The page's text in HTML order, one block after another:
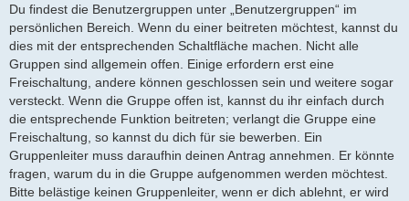
Du findest die Benutzergruppen unter „Benutzergruppen“ im
persönlichen Bereich. Wenn du einer beitreten möchtest, kannst du
dies mit der entsprechenden Schaltfläche machen. Nicht alle
Gruppen sind allgemein offen. Einige erfordern erst eine
Freischaltung, andere können geschlossen sein und weitere sogar
versteckt. Wenn die Gruppe offen ist, kannst du ihr einfach durch
die entsprechende Funktion beitreten; verlangt die Gruppe eine
Freischaltung, so kannst du dich für sie bewerben. Ein
Gruppenleiter muss daraufhin deinen Antrag annehmen. Er könnte
fragen, warum du in die Gruppe aufgenommen werden möchtest.
Bitte belästige keinen Gruppenleiter, wenn er dich ablehnt, er wird